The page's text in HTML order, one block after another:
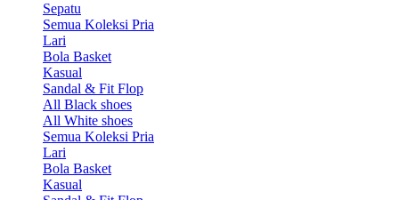
Sepatu
Semua Koleksi Pria
Lari
Bola Basket
Kasual
Sandal & Fit Flop
All Black shoes
All White shoes
Semua Koleksi Pria
Lari
Bola Basket
Kasual